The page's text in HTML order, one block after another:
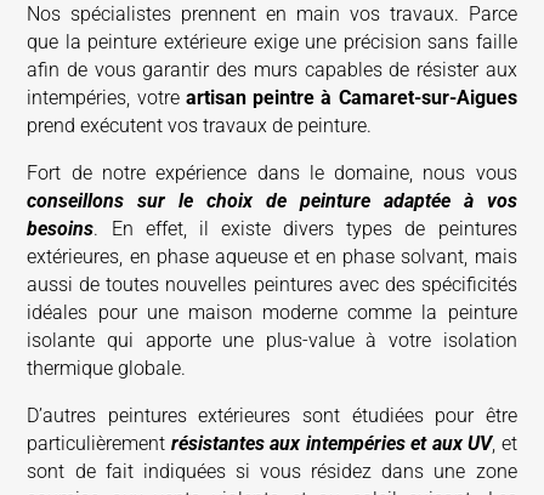
Nos spécialistes prennent en main vos travaux. Parce
que la peinture extérieure exige une précision sans faille
afin de vous garantir des murs capables de résister aux
intempéries, votre artisan peintre à Camaret-sur-Aigues
prend exécutent vos travaux de peinture.
Fort de notre expérience dans le domaine, nous vous
conseillons sur le choix de peinture adaptée à vos
besoins. En effet, il existe divers types de peintures
extérieures, en phase aqueuse et en phase solvant, mais
aussi de toutes nouvelles peintures avec des spécificités
idéales pour une maison moderne comme la peinture
isolante qui apporte une plus-value à votre isolation
thermique globale.
D’autres peintures extérieures sont étudiées pour être
particulièrement résistantes aux intempéries et aux UV, et
sont de fait indiquées si vous résidez dans une zone